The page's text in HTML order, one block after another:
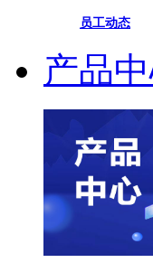
员工动态
产品